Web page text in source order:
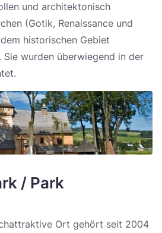
und architektonisch
(Gotik, Renaissance und
historischen Gebiet
Sie wurden überwiegend in der
/ Park
Ort gehört seit 2004